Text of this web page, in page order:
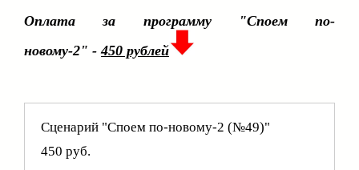
Оплата за программу "Споем по-
новому-2" -450 рублей
Сценарий "Споем по-новому-2 (№49)"
450 руб.